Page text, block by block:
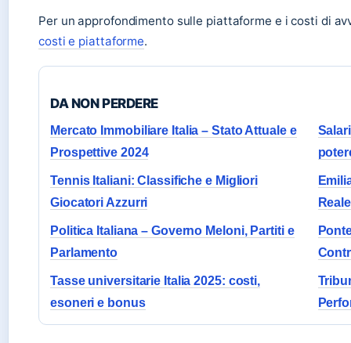
Per un approfondimento sulle piattaforme e i costi di
costi e piattaforme.
DA NON PERDERE
Mercato Immobiliare Italia – Stato Attuale e
Prospettive 2024
Tennis Italiani: Classifiche e Migliori
Giocatori Azzurri
Reale
Politica Italiana – Governo Meloni, Partiti e
Parlamento
Tasse universitarie Italia 2025: costi,
esoneri e bonus